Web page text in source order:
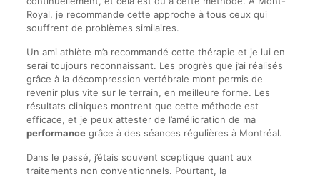
Royal, je recommande cette approche à tous ceux qui
souffrent de problèmes similaires.
Un ami athlète m’a recommandé cette thérapie et je lui en
serai toujours reconnaissant. Les progrès que j’ai réalisés
grâce à la décompression vertébrale m’ont permis de
revenir plus vite sur le terrain, en meilleure forme. Les
résultats cliniques montrent que cette méthode est
efficace, et je peux attester de l’amélioration de ma
performancegrâce à des séances régulières à Montréal.
Dans le passé, j’étais souvent sceptique quant aux
traitements non conventionnels. Pourtant, la